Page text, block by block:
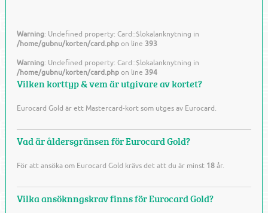
Warning: Undefined property: Card::$lokalanknytning in
/home/gubnu/korten/card.phpon line 393
Warning: Undefined property: Card::$lokalanknytning in
/home/gubnu/korten/card.phpon line 394
Vilken korttyp & vem är utgivare av kortet?
Eurocard Gold är ett Mastercard-kort som utges av Eurocard.
Vad är åldersgränsen för Eurocard Gold?
För att ansöka om Eurocard Gold krävs det att du är minst 18år.
Vilka ansöknngskrav finns för Eurocard Gold?